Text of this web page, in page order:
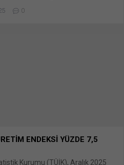
Renault Trucks Türkiye, satış
0
ENDEKSİ YÜZDE 7,5
Kurumu (TÜİK), Aralık 2025